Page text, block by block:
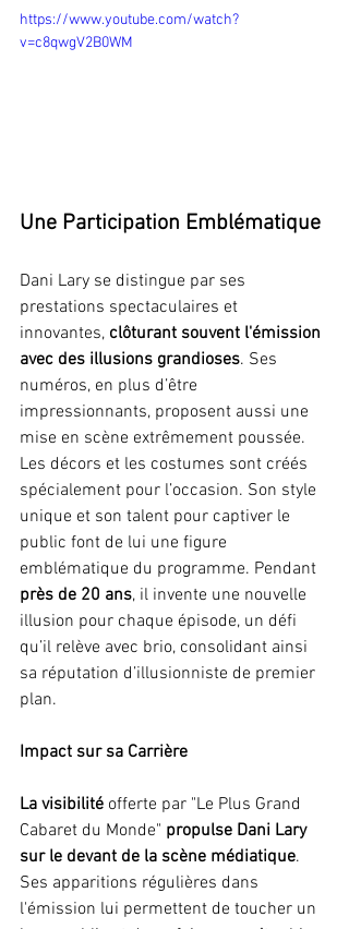
https://www.youtube.com/watch?
v=c8qwgV2B0WM
Une Participation Emblématique
Dani Lary se distingue par ses
prestations spectaculaires et
innovantes, clôturant souvent l'émission
avec des illusions grandioses. Ses
numéros, en plus d’être
impressionnants, proposent aussi une
mise en scène extrêmement poussée.
Les décors et les costumes sont créés
spécialement pour l’occasion. Son style
unique et son talent pour captiver le
public font de lui une figure
emblématique du programme. Pendant
près de 20 ans, il invente une nouvelle
illusion pour chaque épisode, un défi
qu’il relève avec brio, consolidant ainsi
sa réputation d’illusionniste de premier
plan.
Impact sur sa Carrière
La visibilité offerte par "Le Plus Grand
Cabaret du Monde" propulse Dani Lary
sur le devant de la scène médiatique.
Ses apparitions régulières dans
l'émission lui permettent de toucher un